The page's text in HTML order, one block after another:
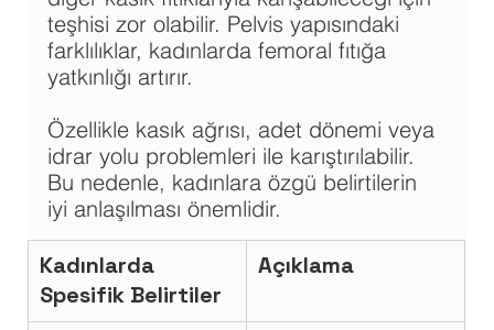
teşhisi zor olabilir. Pelvis yapısındaki
farklılıklar, kadınlarda femoral fıtığa
yatkınlığı artırır.
Özellikle kasık ağrısı, adet dönemi veya
idrar yolu problemleri ile karıştırılabilir.
Bu nedenle, kadınlara özgü belirtilerin
iyi anlaşılması önemlidir.
Kadınlarda
Spesifik Belirtiler
Açıklama